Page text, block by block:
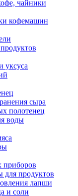
чайники
кофемашин
уксуса
сыра
полотенец
воды
приборов
для продуктов
лапши
и соли